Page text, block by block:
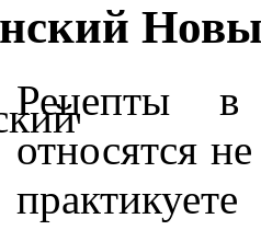
Рецепты в
относятся